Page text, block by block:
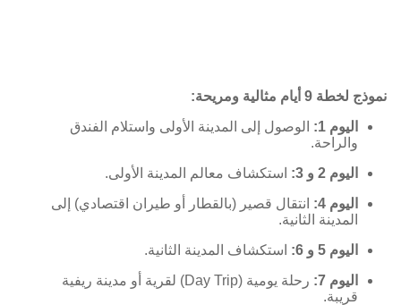
نموذج لخطة 9 أيام مثالية ومريحة:
اليوم 1:
الوصول إلى المدينة الأولى واستلام الفندق
والراحة.
اليوم 2 و 3:
استكشاف معالم المدينة الأولى.
اليوم 4:
انتقال قصير (بالقطار أو طيران اقتصادي) إلى
المدينة الثانية.
اليوم 5 و 6:
استكشاف المدينة الثانية.
اليوم 7:
رحلة يومية (Day Trip) لقرية أو مدينة ريفية
قريبة.